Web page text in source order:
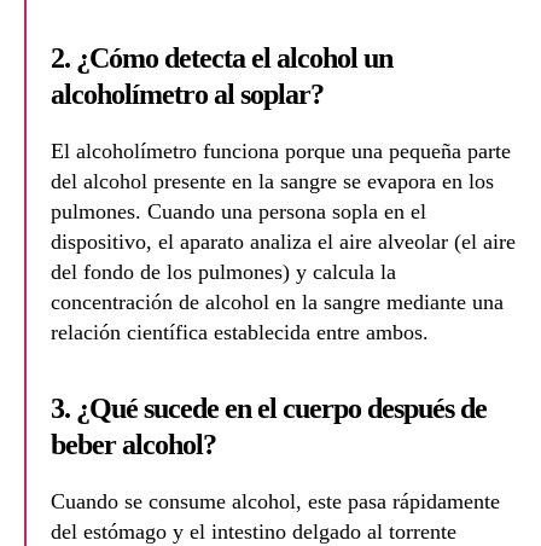
2. ¿Cómo detecta el alcohol un
alcoholímetro al soplar?
El alcoholímetro funciona porque una pequeña parte
del alcohol presente en la sangre se evapora en los
pulmones. Cuando una persona sopla en el
dispositivo, el aparato analiza el aire alveolar (el aire
del fondo de los pulmones) y calcula la
concentración de alcohol en la sangre mediante una
relación científica establecida entre ambos.
3. ¿Qué sucede en el cuerpo después de
beber alcohol?
Cuando se consume alcohol, este pasa rápidamente
del estómago y el intestino delgado al torrente